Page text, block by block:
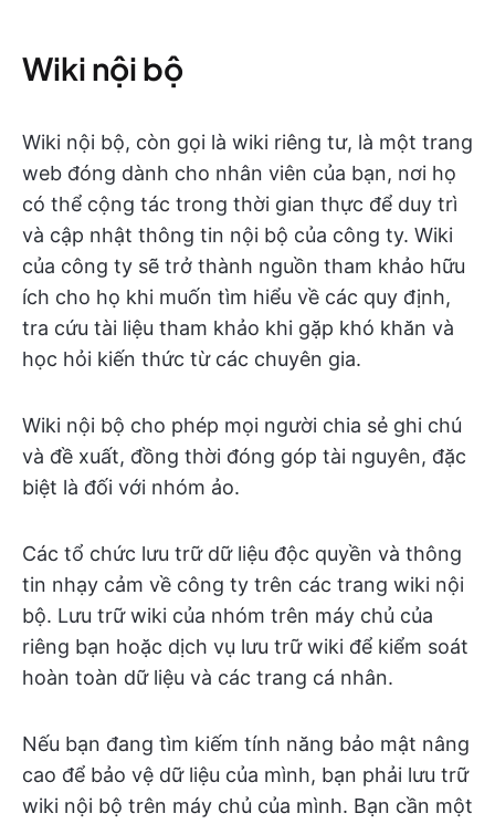
Wiki nội bộ
Wiki nội bộ, còn gọi là wiki riêng tư, là một trang
web đóng dành cho nhân viên của bạn, nơi họ
có thể cộng tác trong thời gian thực để duy trì
và cập nhật thông tin nội bộ của công ty. Wiki
của công ty sẽ trở thành nguồn tham khảo hữu
ích cho họ khi muốn tìm hiểu về các quy định,
tra cứu tài liệu tham khảo khi gặp khó khăn và
học hỏi kiến thức từ các chuyên gia.
Wiki nội bộ cho phép mọi người chia sẻ ghi chú
và đề xuất, đồng thời đóng góp tài nguyên, đặc
biệt là đối với nhóm ảo.
Các tổ chức lưu trữ dữ liệu độc quyền và thông
tin nhạy cảm về công ty trên các trang wiki nội
bộ. Lưu trữ wiki của nhóm trên máy chủ của
riêng bạn hoặc dịch vụ lưu trữ wiki để kiểm soát
hoàn toàn dữ liệu và các trang cá nhân.
Nếu bạn đang tìm kiếm tính năng bảo mật nâng
cao để bảo vệ dữ liệu của mình, bạn phải lưu trữ
wiki nội bộ trên máy chủ của mình. Bạn cần một